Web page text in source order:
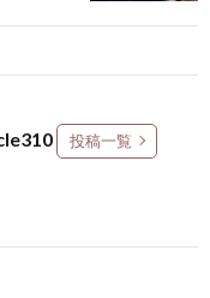
投稿一覧